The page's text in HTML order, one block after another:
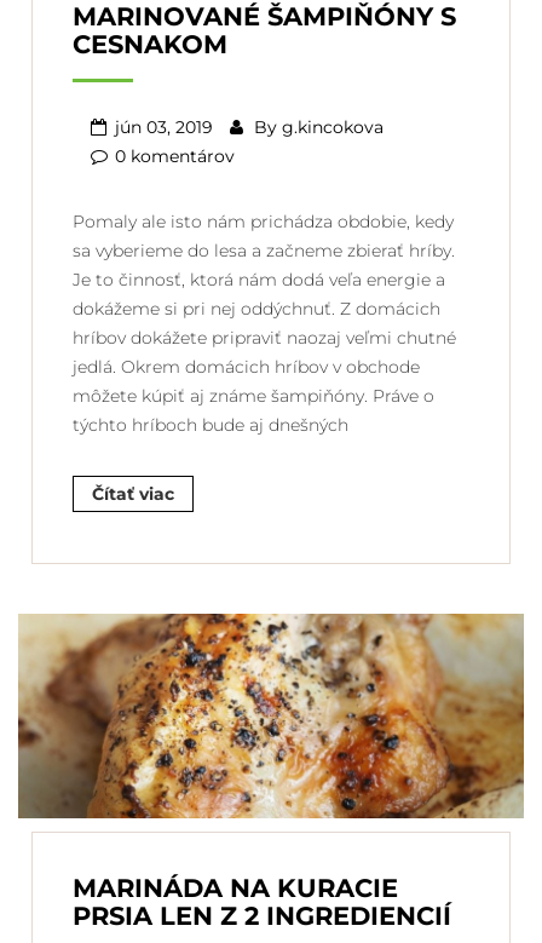
MARINOVANÉ ŠAMPIŇÓNY S
CESNAKOM
jún 03, 2019 By g.kincokova
0 komentárov
Pomaly ale isto nám prichádza obdobie, kedy
sa vyberieme do lesa a začneme zbierať hríby.
Je to činnosť, ktorá nám dodá veľa energie a
dokážeme si pri nej oddýchnuť. Z domácich
hríbov dokážete pripraviť naozaj veľmi chutné
jedlá. Okrem domácich hríbov v obchode
môžete kúpiť aj známe šampiňóny. Práve o
týchto hríboch bude aj dnešných
Čítať viac
MARINÁDA NA KURACIE
PRSIA LEN Z 2 INGREDIENCIÍ